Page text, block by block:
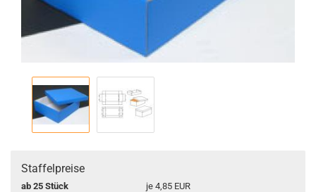
Staffelpreise
ab 25 Stück
je 4,85 EUR